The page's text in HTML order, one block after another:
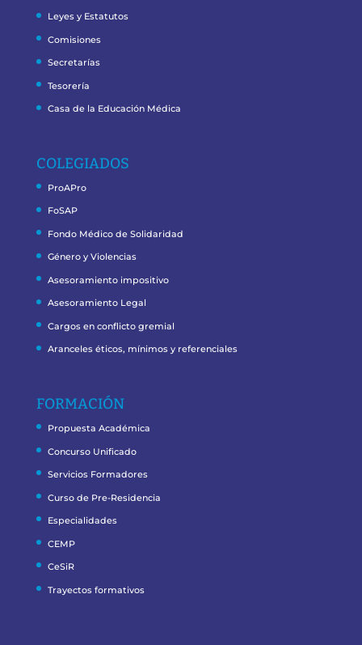
Leyes y Estatutos
Comisiones
Secretarías
Tesorería
Casa de la Educación Médica
COLEGIADOS
ProAPro
FoSAP
Fondo Médico de Solidaridad
Género y Violencias
Asesoramiento impositivo
Asesoramiento Legal
Cargos en conflicto gremial
Aranceles éticos, mínimos y referenciales
FORMACIÓN
Propuesta Académica
Concurso Unificado
Servicios Formadores
Curso de Pre-Residencia
Especialidades
CEMP
CeSiR
Trayectos formativos